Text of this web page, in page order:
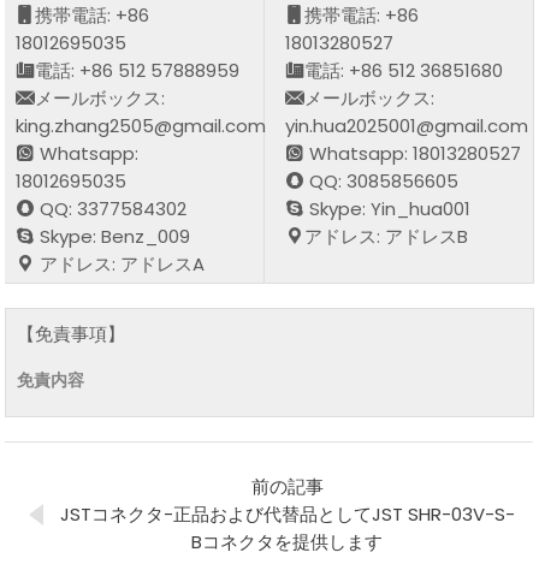
携帯電話: +86
18012695035
電話: +86 512 57888959
メールボックス:
king.zhang2505@gmail.com
Whatsapp:
18012695035
QQ: 3377584302
Skype: Benz_009
アドレス: アドレスA
携帯電話: +86
18013280527
電話: +86 512 36851680
メールボックス:
yin.hua2025001@gmail.com
Whatsapp: 18013280527
QQ: 3085856605
Skype: Yin_hua001
アドレス: アドレスB
【免責事項】
免責内容
前の記事
JSTコネクタ-正品および代替品としてJST SHR-03V-S-
Bコネクタを提供します